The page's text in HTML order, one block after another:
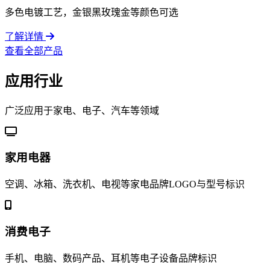
多色电镀工艺，金银黑玫瑰金等颜色可选
了解详情
查看全部产品
应用行业
广泛应用于家电、电子、汽车等领域
家用电器
空调、冰箱、洗衣机、电视等家电品牌LOGO与型号标识
消费电子
手机、电脑、数码产品、耳机等电子设备品牌标识